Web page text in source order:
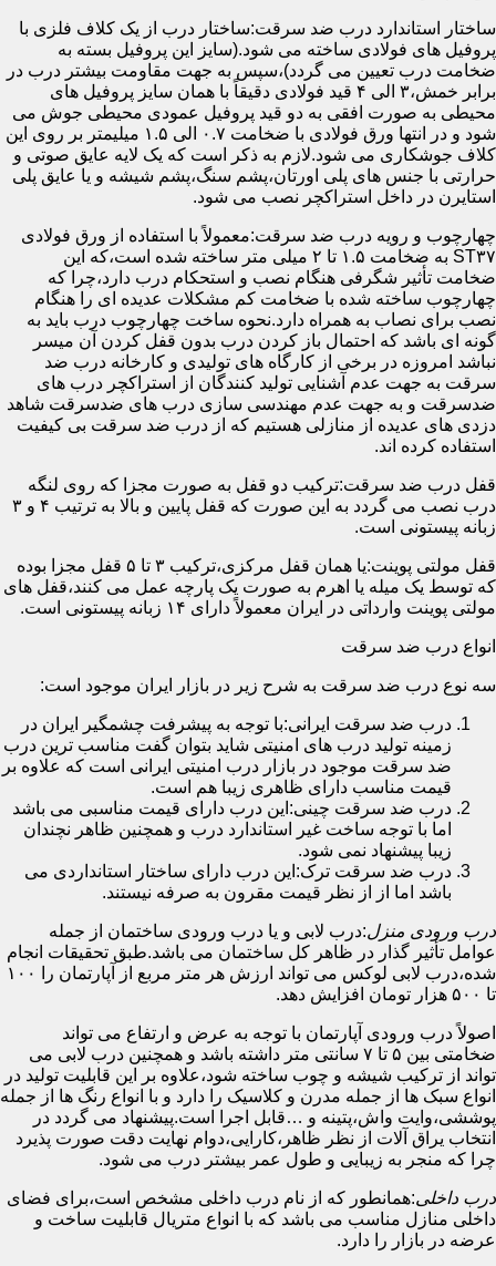
ساختار استاندارد درب ضد سرقت:ساختار درب از یک کلاف فلزی با
پروفیل های فولادی ساخته می شود.(سایز این پروفیل بسته به
ضخامت درب تعیین می گردد)،سپس به جهت مقاومت بیشتر درب در
برابر خمش،۳ الی ۴ قید فولادی دقیقاً با همان سایز پروفیل های
محیطی به صورت افقی به دو قید پروفیل عمودی محیطی جوش می
شود و در انتها ورق فولادی با ضخامت ۰.۷ الی ۱.۵ میلیمتر بر روی این
کلاف جوشکاری می شود.لازم به ذکر است که یک لایه عایق صوتی و
حرارتی با جنس های پلی اورتان،پشم سنگ،پشم شیشه و یا عایق پلی
استایرن در داخل استراکچر نصب می شود.
چهارچوب و رویه درب ضد سرقت:معمولاً با استفاده از ورق فولادی
ST۳۷ به ضخامت ۱.۵ تا ۲ میلی متر ساخته شده است،که این
ضخامت تأثیر شگرفی هنگام نصب و استحکام درب دارد،چرا که
چهارچوب ساخته شده با ضخامت کم مشکلات عدیده ای را هنگام
نصب برای نصاب به همراه دارد.نحوه ساخت چهارچوب درب باید به
گونه ای باشد که احتمال باز کردن درب بدون قفل کردن آن میسر
نباشد امروزه در برخی از کارگاه های تولیدی و کارخانه درب ضد
سرقت به جهت عدم آشنایی تولید کنندگان از استراکچر درب های
ضدسرقت و به جهت عدم مهندسی سازی درب های ضدسرقت شاهد
دزدی های عدیده از منازلی هستیم که از درب ضد سرقت بی کیفیت
استفاده کرده اند.
قفل درب ضد سرقت:ترکیب دو قفل به صورت مجزا که روی لنگه
درب نصب می گردد به این صورت که قفل پایین و بالا به ترتیب ۴ و ۳
زبانه پیستونی است.
قفل مولتی پوینت:یا همان قفل مرکزی،ترکیب ۳ تا ۵ قفل مجزا بوده
که توسط یک میله یا اهرم به صورت یک پارچه عمل می کنند،قفل های
مولتی پوینت وارداتی در ایران معمولاً دارای ۱۴ زبانه پیستونی است.
انواع درب ضد سرقت
سه نوع درب ضد سرقت به شرح زیر در بازار ایران موجود است:
درب ضد سرقت ایرانی:با توجه به پیشرفت چشمگیر ایران در
زمینه تولید درب های امنیتی شاید بتوان گفت مناسب ترین درب
ضد سرقت موجود در بازار درب امنیتی ایرانی است که علاوه بر
قیمت مناسب دارای ظاهری زیبا هم است.
درب ضد سرقت چینی:این درب دارای قیمت مناسبی می باشد
اما با توجه ساخت غیر استاندارد درب و همچنین ظاهر نچندان
زیبا پیشنهاد نمی شود.
درب ضد سرقت ترک:این درب دارای ساختار استانداردی می
باشد اما از از نظر قیمت مقرون به صرفه نیستند.
درب ورودی منزل:درب لابی و یا درب ورودی ساختمان از جمله
عوامل تأثیر گذار در ظاهر کل ساختمان می باشد.طبق تحقیقات انجام
شده،درب لابی لوکس می تواند ارزش هر متر مربع از آپارتمان را ۱۰۰
تا ۵۰۰ هزار تومان افزایش دهد.
اصولاً درب ورودی آپارتمان با توجه به عرض و ارتفاع می تواند
ضخامتی بین ۵ تا ۷ سانتی متر داشته باشد و همچنین درب لابی می
تواند از ترکیب شیشه و چوب ساخته شود،علاوه بر این قابلیت تولید در
انواع سبک ها از جمله مدرن و کلاسیک را دارد و با انواع رنگ ها از جمله
پوششی،وایت واش،پتینه و …قابل اجرا است.پیشنهاد می گردد در
انتخاب یراق آلات از نظر ظاهر،کارایی،دوام نهایت دقت صورت پذیرد
چرا که منجر به زیبایی و طول عمر بیشتر درب می شود.
درب داخلی:همانطور که از نام درب داخلی مشخص است،برای فضای
داخلی منازل مناسب می باشد که با انواع متریال قابلیت ساخت و
عرضه در بازار را دارد.